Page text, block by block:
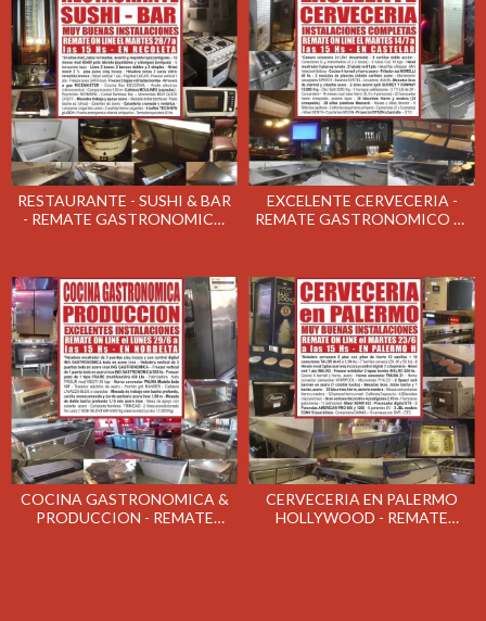
RESTAURANTE - SUSHI & BAR
- REMATE GASTRONOMICO
EXCELENTE CERVECERIA -
REMATE GASTRONOMICO EL
COCINA GASTRONOMICA &
PRODUCCION - REMATE
CERVECERIA EN PALERMO
HOLLYWOOD - REMATE